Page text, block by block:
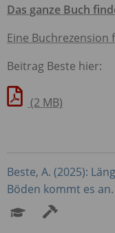
Das ganze Buch
Eine Buchrezension
Beitrag Beste hier:
(2 MB)
Beste, A. (2025):
Böden kommt es an.